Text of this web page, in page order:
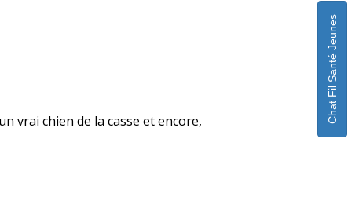
vrai chien de la casse et encore,
Chat Fil Santé Jeunes